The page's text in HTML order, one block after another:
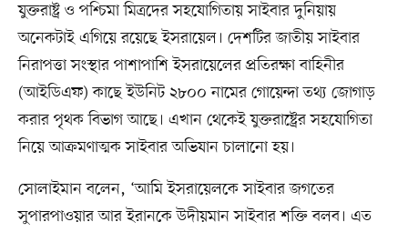
যুক্তরাষ্ট্র ও পশ্চিমা মিত্রদের সহযোগিতায় সাইবার দুনিয়ায়
অনেকটাই এগিয়ে রয়েছে ইসরায়েল। দেশটির জাতীয় সাইবার
নিরাপত্তা সংস্থার পাশাপাশি ইসরায়েলের প্রতিরক্ষা বাহিনীর
(আইডিএফ) কাছে ইউনিট ২৮০০ নামের গোয়েন্দা তথ্য জোগাড়
করার পৃথক বিভাগ আছে। এখান থেকেই যুক্তরাষ্ট্রের সহযোগিতা
নিয়ে আক্রমণাত্মক সাইবার অভিযান চালানো হয়।
সোলাইমান বলেন, ‘আমি ইসরায়েলকে সাইবার জগতের
সুপারপাওয়ার আর ইরানকে উদীয়মান সাইবার শক্তি বলব। এত